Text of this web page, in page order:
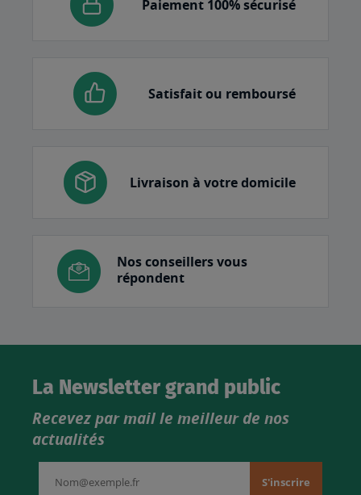
Paiement 100% sécurisé
Satisfait ou remboursé
Livraison à votre domicile
Nos conseillers vous
répondent
La Newsletter grand public
Recevez par mail le meilleur de nos
actualités